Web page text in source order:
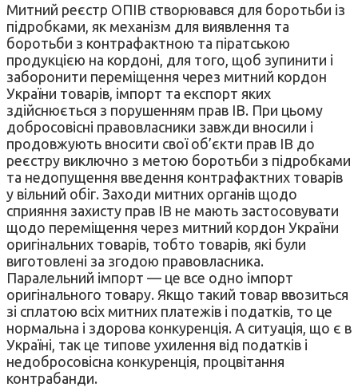
Митний реєстр ОПІВ створювався для боротьби із
підробками, як механізм для виявлення та
боротьби з контрафактною та піратською
продукцією на кордоні, для того, щоб зупинити і
заборонити переміщення через митний кордон
України товарів, імпорт та експорт яких
здійснюється з порушенням прав ІВ. При цьому
добросовісні правовласники завжди вносили і
продовжують вносити свої об’єкти прав ІВ до
реєстру виключно з метою боротьби з підробками
та недопущення введення контрафактних товарів
у вільний обіг. Заходи митних органів щодо
сприяння захисту прав ІВ не мають застосовувати
щодо переміщення через митний кордон України
оригінальних товарів, тобто товарів, які були
виготовлені за згодою правовласника.
Паралельний імпорт — це все одно імпорт
оригінального товару. Якщо такий товар ввозиться
зі сплатою всіх митних платежів і податків, то це
нормальна і здорова конкуренція. А ситуація, що є в
Україні, так це типове ухилення від податків і
недобросовісна конкуренція, процвітання
контрабанди.